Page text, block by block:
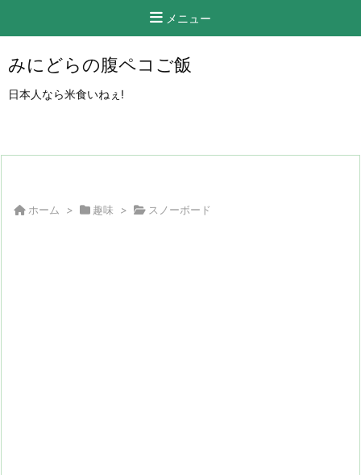
メニュー
みにどらの腹ペコご飯
日本人なら米食いねぇ!
ホーム > 趣味 > スノーボード